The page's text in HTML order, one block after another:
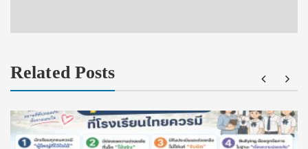
Related Posts